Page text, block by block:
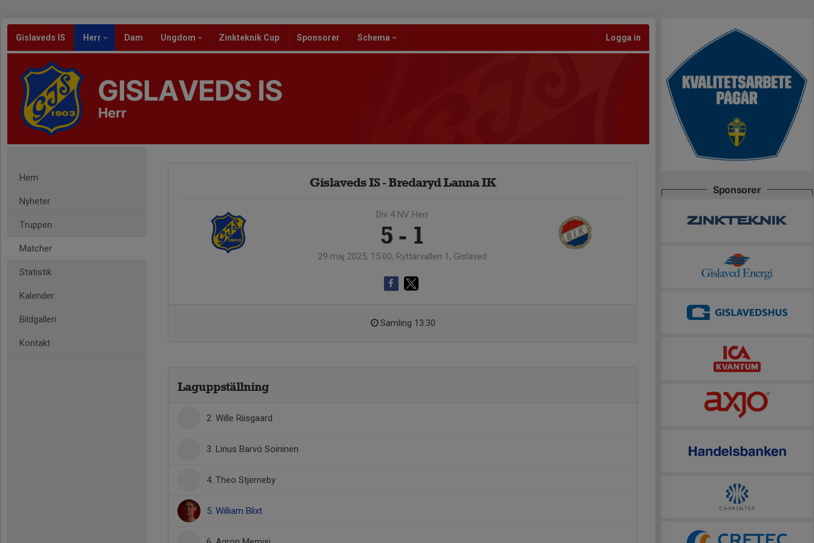
Gislaveds IS Herr Dam Ungdom Zinkteknik Cup Sponsorer Schema Logga in
GISLAVEDS IS
Herr
Hem
Nyheter
Truppen
Matcher
Statistik
Kalender
Bildgalleri
Kontakt
Gislaveds IS - Bredaryd Lanna IK
Div 4 NV Herr
5 - 1
29 maj 2025, 15:00, Ryttarvallen 1, Gislaved
Samling 13:30
Laguppställning
2. Wille Riisgaard
3. Linus Barvö Soininen
4. Theo Stjerneby
5. William Blixt
Sponsorer